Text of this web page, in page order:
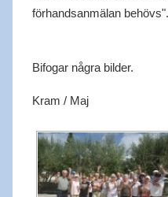
förhandsanmälan
Bifogar några bilder.
Kram / Maj